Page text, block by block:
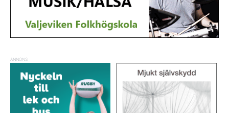
ANNONS